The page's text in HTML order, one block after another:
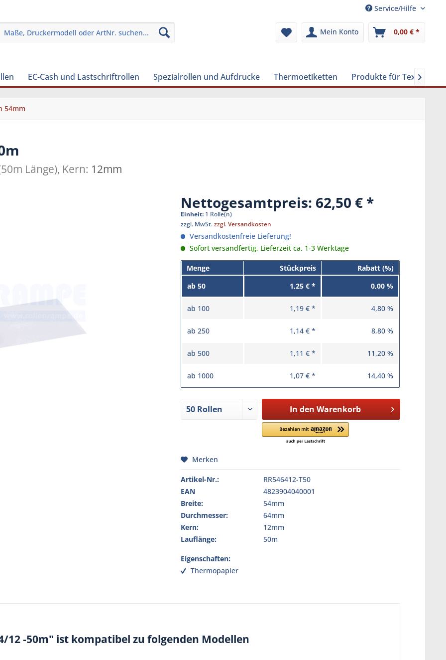
Service/Hilfe
Mein Konto 0,00 € *
EC-Cash und Lastschriftrollen Spezialrollen und Aufdrucke Thermoetiketten Produkte für 
54mm
Länge), Kern: 12mm
Nettogesamtpreis: 62,50 €
Einheit: 1 Rolle(n)
zzgl. MwSt.zzgl. Versandkosten
Versandkostenfreie Lieferung!
Sofort versandfertig, Lieferzeit ca. 1-3 Werktage
Menge Stückpreis
Rabatt (%)
ab50 1,25 € * 0,00 %
ab 100 1,19 € * 4,80 %
ab250 1,14 € * 8,80 %
ab500 1,11 € * 11,20 %
ab 1000 1,07 € * 14,40 %
In den Warenkorb
Merken
Artikel-Nr.:
RR546412-T50
EAN
4823904040001
Breite:
54mm
Durchmesser:
64mm
Kern:
12mm
Lauflänge:
50m
Eigenschaften:
Thermopapier
-50m" ist kompatibel zu folgenden Modellen